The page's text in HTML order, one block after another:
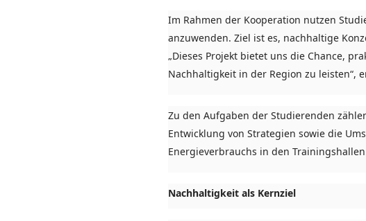
Im Rahmen der Kooperation nutzen
anzuwenden. Ziel ist es, nachhaltige
„Dieses Projekt bietet uns die Chance,
Nachhaltigkeit in der Region zu leisten“,
Zu den Aufgaben der Studierenden
Entwicklung von Strategien sowie die
Energieverbrauchs in den
Nachhaltigkeit als Kernziel